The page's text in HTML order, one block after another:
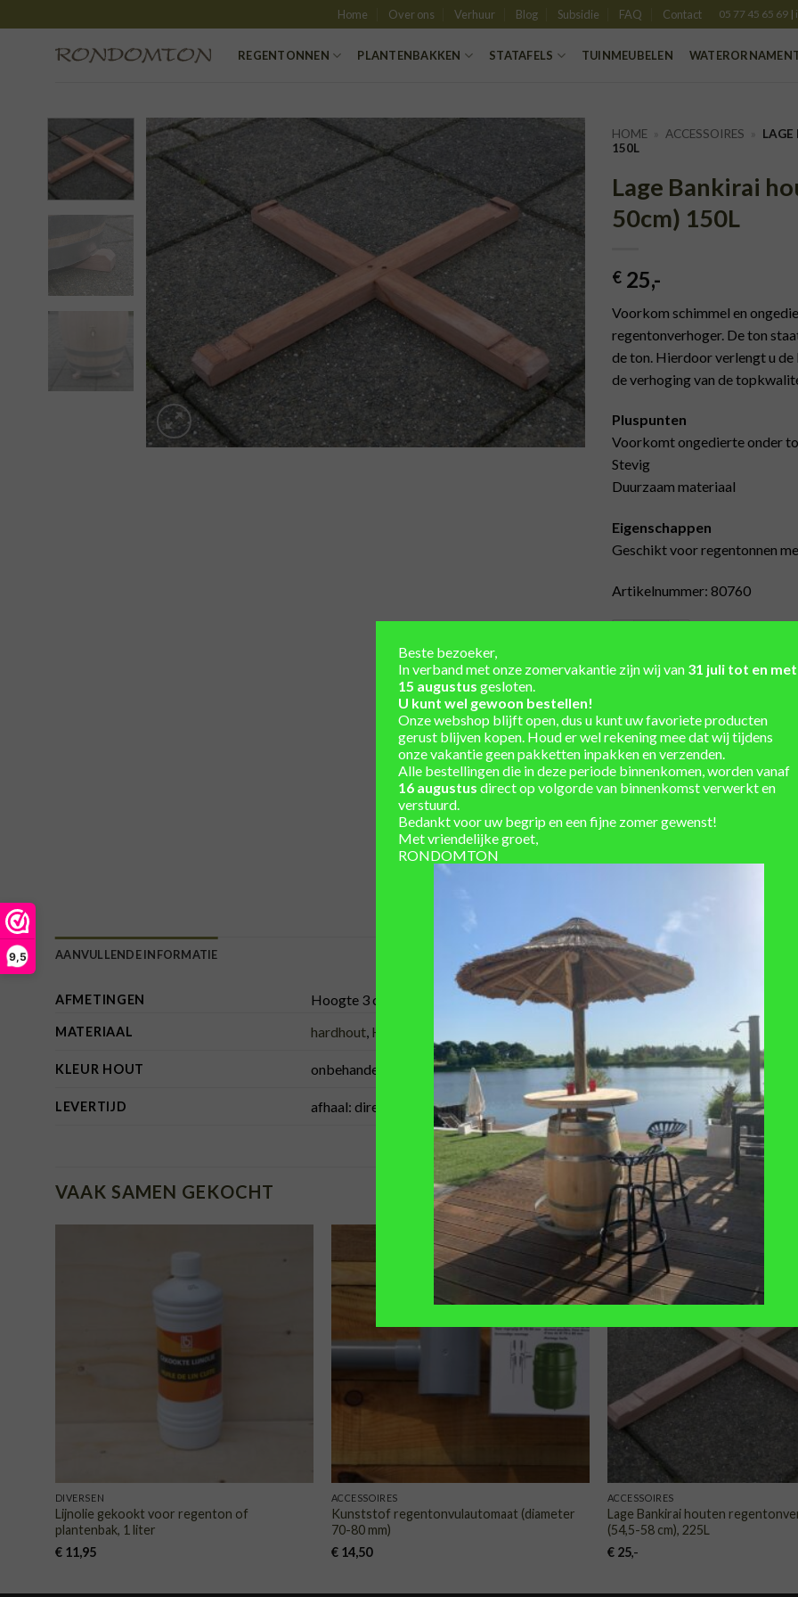
9,5
to
Home Over ons Verhuur Blog Subsidie FAQ Contact 05 77 45 65 69 |
REGENTONNEN PLANTENBAKKEN STATAFELS TUINMEUBELEN
TOEVOEGEN
AAN
VERLANGLIJST
HOME » ACCESSOIRES »
150L
Lage Bankirai
50cm) 150L
€ 25,-
Voorkom schimmel en
regentonverhoger. De ton
de ton. Hierdoor verlengt u de
de verhoging van de
Pluspunten
Voorkomt ongedierte onder
Stevig
Duurzaam materiaal
Eigenschappen
Geschikt voor regentonnen
Artikelnummer: 80760
Lage Bankirai houten
Unieke regentonnen uit
Winkel en showtuin in de
Eigen werkplaats voor
Installatieservice
Verzending berekend in
AANVULLENDE INFORMATIE
AFMETINGEN Hoogte 3 cm
MATERIAAL hardhout Hout
KLEUR HOUT onbehandeld, rood-bruin
LEVERTIJD afhaal: direct leverbaar, verzending: 1-3 werkdagen
VAAK SAMEN GEKOCHT
DIVERSEN
Lijnolie gekookt voor regenton of
plantenbak, 1 liter
€11,95
TOEVOEGEN
AAN
VERLANGLIJST
ACCESSOIRES
Kunststof regentonvulautomaat (diameter
70-80 mm)
€14,50
ACCESSOIRES
Lage Bankirai houten
(54,5-58 cm), 225L
€25,-
Beste bezoeker,
In verband met onze zomervakantie zijn wij van 31 juli tot en met
15 augustus gesloten.
U kunt wel gewoon bestellen!
Onze webshop blijft open, dus u kunt uw favoriete producten
gerust blijven kopen. Houd er wel rekening mee dat wij tijdens
onze vakantie geen pakketten inpakken en verzenden.
Alle bestellingen die in deze periode binnenkomen, worden vanaf
16 augustus direct op volgorde van binnenkomst verwerkt en
verstuurd.
Bedankt voor uw begrip en een fijne zomer gewenst!
Met vriendelijke groet,
RONDOMTON